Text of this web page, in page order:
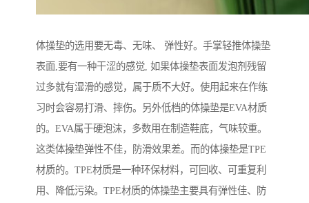
体操垫的选用要无毒、无味、 弹性好。手掌轻推体操垫
表面,要有一种干涩的感觉, 如果体操垫表面发泡剂残留
过多就有湿滑的感觉，属于质不大好。使用起来在作练
习时会容易打滑、摔伤。另外低档的体操垫是EVA材质
的。EVA属于硬泡沫，多数用在制造鞋底，气味较重。
这类体操垫弹性不佳，防滑效果差。而的体操垫是TPE
材质的。TPE材质是一种环保材料，可回收、可重复利
用、降低污染。TPE材质的体操垫主要具有弹性佳、防